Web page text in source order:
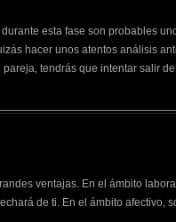
esta fase son probables
hacer unos atentos análisis
tendrás que intentar salir
ventajas. En el ámbito
de ti. En el ámbito afectivo,